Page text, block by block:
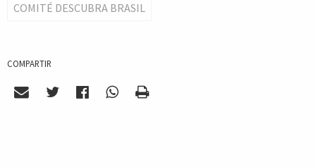
COMITÉ DESCUBRA BRASIL
COMPARTIR